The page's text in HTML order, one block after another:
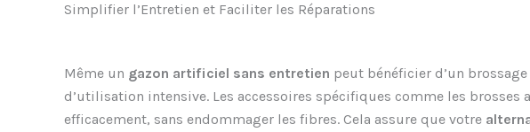
Simplifier l’Entretien et Faciliter les Réparations
Même un gazon artificiel sans entretien peut bénéficier d’un
d’utilisation intensive. Les accessoires spécifiques comme les
efficacement, sans endommager les fibres. Cela assure que votre